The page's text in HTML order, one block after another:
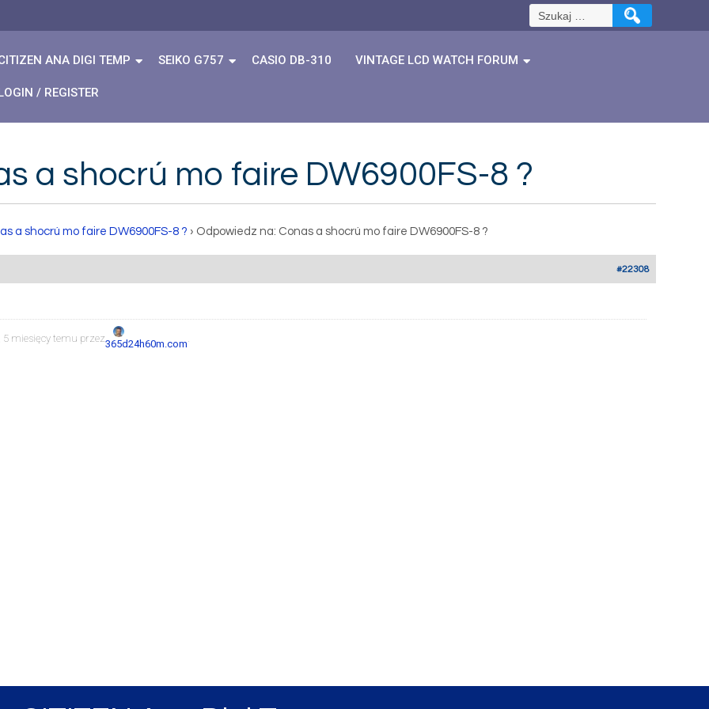
Szukaj:
ANA DIGI TEMP SEIKO G757 CASIO DB-310 VINTAGE LCD WATCH FORUM
/ REGISTER
a shocrú mo faire DW6900FS-8 ?
a shocrú mo faire DW6900FS-8 ? › Odpowiedz na: Conas a shocrú mo faire DW6900FS-8 ?
#22308
5 miesięcy temu przez365d24h60m.com.